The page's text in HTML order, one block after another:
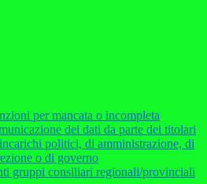
per mancata o incompleta
dei dati da parte dei titolari
politici, di amministrazione, di
o di governo
gruppi consiliari regionali/provinciali